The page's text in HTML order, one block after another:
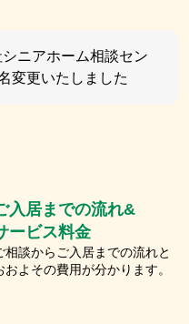
ニアホーム相談セン
変更いたしました
入居までの流れ&
ービス料金
相談からご入居までの流れと
およその費用が分かります。